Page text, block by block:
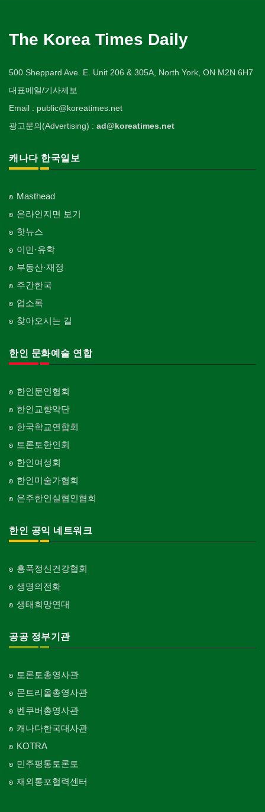
Fashion/Boutique
Blanket
웨딩서비스
Bridal Fashion/Wedding Service
자수
개인지도-미술/사진
Private Lesson-Art/Photograph
Private Lesson-Ballet/Dance
Private Lesson-Flower Arrangement
개인지도-기타
보석감정사
인쇄
장의사
직업소개 에이전트
Cleaning
카펫 청소
Carpet Cleaning
판촉물
gifts for events
프랜차이즈
Franchise
Piano Tuning/Sale
현금인출기
ATM
Art Gallery/Framing
행사/이벤트
Event
인벤토리
인터넷/소프트웨어 개발
스테이징 홈
전기공사/수리
Electric Work
정원공사/조경
Roofing
Curtain/Carpet
Wall Paper/Paint
가라지/그라지/차고
Garage Door
건축 엔지니어
Engineering
Architectural Designer
자동차-판매/리스
자동차-견인
Towing
자동차-청소
Auto Cleaning
운동구/스포츠용품
취미/레저
Hobby/Leisure
태권도/무술
Taekwondo/Martial Arts
Spring Water/Water Purifier
Nursing Home
Sauna
Skin Care
화장품
Cosmetics
피트니스/헬스
Fitness
산후조리서비스
Buddhist Temple
한국일보 본사 및 지국
한국정부기관
Korean Governmental Organization
한인회
Korean Cultural Association
Newspaper/TV/Radio
한국기업 현지법인/지사
Korean Enterprises In Canada
동창회-대학교
Alumni University
동창회-중·고등학교
Alumni Middle·High School
단체-협회
단체-스포츠
Organization-Sports
단체-음악/미술
Organization-Music/Art
Organization-Buddhist
Organization-Christianity
교회-장로교회
Church-Presbyterian
Church-United
Church-7th Day Adventist
교회-씨 앤 엠에이
Church-C & MA
Church-Full Gospel
Church-Evangelical
Church-Mission
Church-Independent
교회-기타
Shoe Repair
ETC
아파트
The Korea Times Daily
500 Sheppard Ave. E. Unit 206 & 305A, North York, ON M2N 6H7
대표메일/기사제보
Email : public@koreatimes.net
광고문의(Advertising) : ad@koreatimes.net
캐나다 한국일보
Masthead
온라인지면 보기
핫뉴스
이민·유학
부동산·재정
주간한국
업소록
찾아오시는 길
한인 문화예술 연합
한인문인협회
한인교향악단
한국학교연합회
토론토한인회
한인여성회
한인미술가협회
온주한인실협인협회
한인 공익 네트워크
홍푹정신건강협회
생명의전화
생태희망연대
공공 정부기관
토론토총영사관
몬트리올총영사관
벤쿠버총영사관
캐나다한국대사관
KOTRA
민주평통토론토
재외통포협력센터